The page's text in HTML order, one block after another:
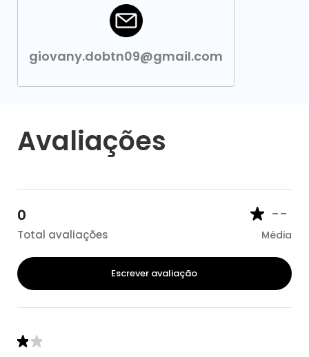
giovany.dobtn09@gmail.com
Avaliações
0
Total avaliações
--
Média
Escrever avaliação